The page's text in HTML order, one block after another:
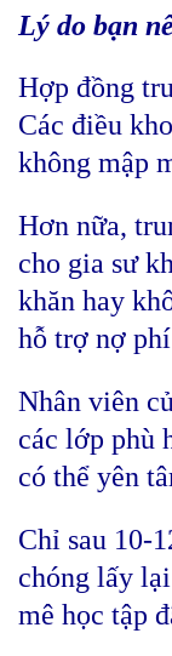
Lý do bạn
Hợp đồng
Các điều
không mập
Hơn nữa,
cho gia sư
khăn hay
hỗ trợ nợ
Nhân viên
các lớp phù
có thể yên
Chỉ sau 10-
chóng lấy
mê học tập